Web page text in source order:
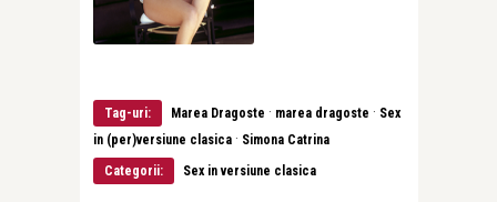
Tag-uri: Marea Dragoste · marea dragoste · Sex
in (per)versiune clasica · Simona Catrina
Categorii:
Sex in versiune clasica